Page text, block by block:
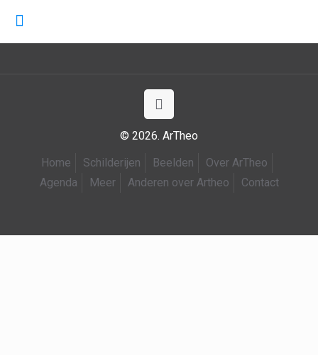
© 2026. ArTheo
Home
Schilderijen Beelden
Over ArTheo
Agenda
Meer Anderen over Artheo Contact